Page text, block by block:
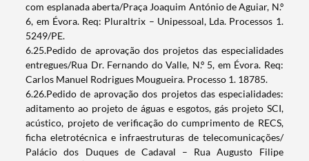
com esplanada aberta/Praça Joaquim António de Aguiar, N.º
6, em Évora. Req: Pluraltrix – Unipessoal, Lda. Processos 1.
5249/PE.
6.25.Pedido de aprovação dos projetos das especialidades
entregues/Rua Dr. Fernando do Valle, N.º 5, em Évora. Req:
Carlos Manuel Rodrigues Mougueira. Processo 1. 18785.
6.26.Pedido de aprovação dos projetos das especialidades:
aditamento ao projeto de águas e esgotos, gás projeto SCI,
acústico, projeto de verificação do cumprimento de RECS,
ficha eletrotécnica e infraestruturas de telecomunicações/
Palácio dos Duques de Cadaval – Rua Augusto Filipe